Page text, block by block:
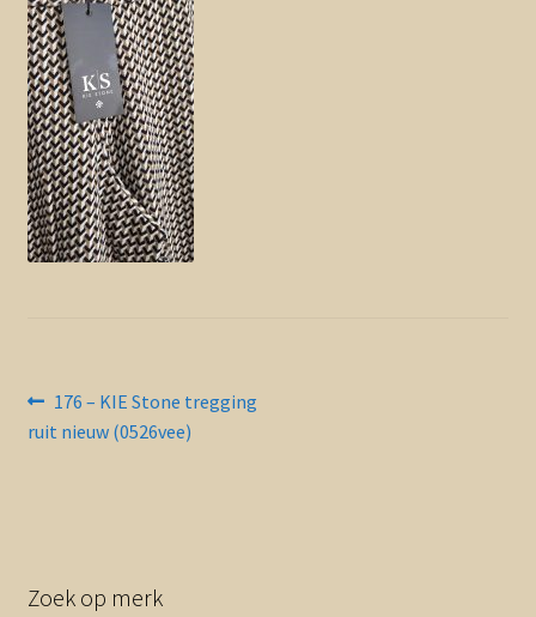
Linkjes
Contact en nieuwsbrief
Bericht
navigatie
Vorig
bericht:
176 – KIE Stone tregging
ruit nieuw (0526vee)
Zoek op merk